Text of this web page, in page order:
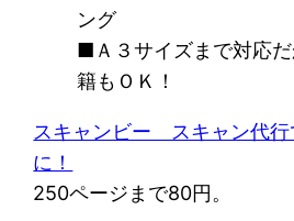
ング
■Ａ３サイズまで対応
籍もＯＫ！
スキャンビー スキャン代行
に！
250ページまで80円。